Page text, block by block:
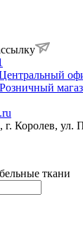
Розничный
г. Королев, ул.
ткани